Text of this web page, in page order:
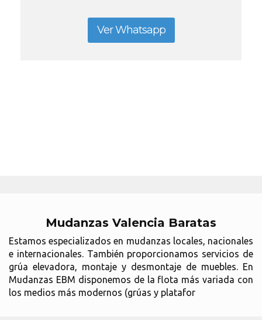
Ver Whatsapp
Mudanzas Valencia Baratas
Estamos especializados en mudanzas locales, nacionales
e internacionales. También proporcionamos servicios de
grúa elevadora, montaje y desmontaje de muebles. En
Mudanzas EBM disponemos de la flota más variada con
los medios más modernos (grúas y platafor